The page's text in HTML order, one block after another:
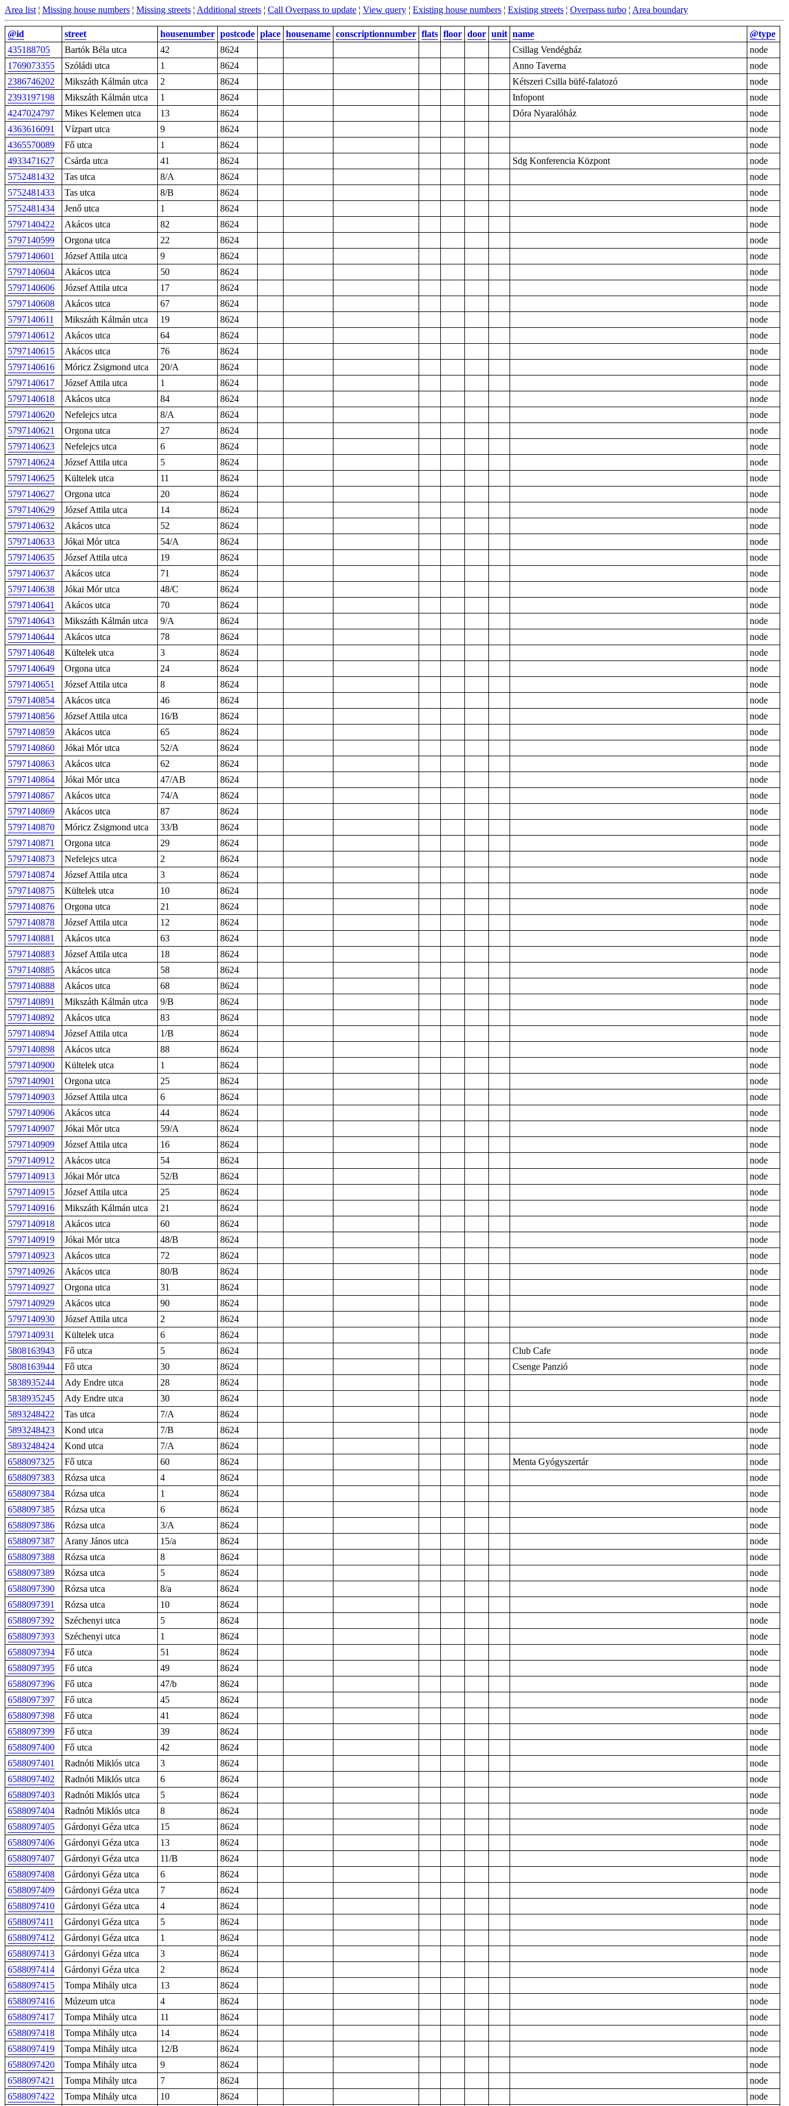
Area list ¦ Missing house numbers ¦ Missing streets ¦ Additional streets ¦ Call Overpass to update ¦ View query ¦ Existing house numbers ¦ Existing streets ¦ Overpass turbo ¦ Area boundary
@id street housenumber postcode place housename conscriptionnumber flats floor door unit name
@type
435188705
Bartók Béla utca 42 8624 Csillag Vendégház
node
1769073355
Szóládi utca 1 8624 Anno Taverna
node
2386746202
Mikszáth Kálmán utca 2 8624 Kétszeri Csilla büfé-falatozó
node
2393197198
Mikszáth Kálmán utca 1 8624 Infopont
node
4247024797
Mikes Kelemen utca 13 8624 Dóra Nyaralóház
node
4363616091
Vízpart utca 9 8624
node
4365570089
Fő utca 1 8624
node
4933471627
Csárda utca 41 8624 Sdg Konferencia Központ
node
5752481432
Tas utca 8/A 8624
node
5752481433
Tas utca 8/B 8624
node
5752481434
Jenő utca 1 8624
node
5797140422
Akácos utca 82 8624
node
5797140599
Orgona utca 22 8624
node
5797140601
József Attila utca 9 8624
node
5797140604
Akácos utca 50 8624
node
5797140606
József Attila utca 17 8624
node
5797140608
Akácos utca 67 8624
node
5797140611
Mikszáth Kálmán utca 19 8624
node
5797140612
Akácos utca 64 8624
node
5797140615
Akácos utca 76 8624
node
5797140616
Móricz Zsigmond utca 20/A 8624
node
5797140617
József Attila utca 1 8624
node
5797140618
Akácos utca 84 8624
node
5797140620
Nefelejcs utca 8/A 8624
node
5797140621
Orgona utca 27 8624
node
5797140623
Nefelejcs utca 6 8624
node
5797140624
József Attila utca 5 8624
node
5797140625
Kültelek utca 11 8624
node
5797140627
Orgona utca 20 8624
node
5797140629
József Attila utca 14 8624
node
5797140632
Akácos utca 52 8624
node
5797140633
Jókai Mór utca 54/A 8624
node
5797140635
József Attila utca 19 8624
node
5797140637
Akácos utca 71 8624
node
5797140638
Jókai Mór utca 48/C 8624
node
5797140641
Akácos utca 70 8624
node
5797140643
Mikszáth Kálmán utca 9/A 8624
node
5797140644
Akácos utca 78 8624
node
5797140648
Kültelek utca 3 8624
node
5797140649
Orgona utca 24 8624
node
5797140651
József Attila utca 8 8624
node
5797140854
Akácos utca 46 8624
node
5797140856
József Attila utca 16/B 8624
node
5797140859
Akácos utca 65 8624
node
5797140860
Jókai Mór utca 52/A 8624
node
5797140863
Akácos utca 62 8624
node
5797140864
Jókai Mór utca 47/AB 8624
node
5797140867
Akácos utca 74/A 8624
node
5797140869
Akácos utca 87 8624
node
5797140870
Móricz Zsigmond utca 33/B 8624
node
5797140871
Orgona utca 29 8624
node
5797140873
Nefelejcs utca 2 8624
node
5797140874
József Attila utca 3 8624
node
5797140875
Kültelek utca 10 8624
node
5797140876
Orgona utca 21 8624
node
5797140878
József Attila utca 12 8624
node
5797140881
Akácos utca 63 8624
node
5797140883
József Attila utca 18 8624
node
5797140885
Akácos utca 58 8624
node
5797140888
Akácos utca 68 8624
node
5797140891
Mikszáth Kálmán utca 9/B 8624
node
5797140892
Akácos utca 83 8624
node
5797140894
József Attila utca 1/B 8624
node
5797140898
Akácos utca 88 8624
node
5797140900
Kültelek utca 1 8624
node
5797140901
Orgona utca 25 8624
node
5797140903
József Attila utca 6 8624
node
5797140906
Akácos utca 44 8624
node
5797140907
Jókai Mór utca 59/A 8624
node
5797140909
József Attila utca 16 8624
node
5797140912
Akácos utca 54 8624
node
5797140913
Jókai Mór utca 52/B 8624
node
5797140915
József Attila utca 25 8624
node
5797140916
Mikszáth Kálmán utca 21 8624
node
5797140918
Akácos utca 60 8624
node
5797140919
Jókai Mór utca 48/B 8624
node
5797140923
Akácos utca 72 8624
node
5797140926
Akácos utca 80/B 8624
node
5797140927
Orgona utca 31 8624
node
5797140929
Akácos utca 90 8624
node
5797140930
József Attila utca 2 8624
node
5797140931
Kültelek utca 6 8624
node
5808163943
Fő utca 5 8624 Club Cafe
node
5808163944
Fő utca 30 8624 Csenge Panzió
node
5838935244
Ady Endre utca 28 8624
node
5838935245
Ady Endre utca 30 8624
node
5893248422
Tas utca 7/A 8624
node
5893248423
Kond utca 7/B 8624
node
5893248424
Kond utca 7/A 8624
node
6588097325
Fő utca 60 8624 Menta Gyógyszertár
node
6588097383
Rózsa utca 4 8624
node
6588097384
Rózsa utca 1 8624
node
6588097385
Rózsa utca 6 8624
node
6588097386
Rózsa utca 3/A 8624
node
6588097387
Arany János utca 15/a 8624
node
6588097388
Rózsa utca 8 8624
node
6588097389
Rózsa utca 5 8624
node
6588097390
Rózsa utca 8/a 8624
node
6588097391
Rózsa utca 10 8624
node
6588097392
Széchenyi utca 5 8624
node
6588097393
Széchenyi utca 1 8624
node
6588097394
Fő utca 51 8624
node
6588097395
Fő utca 49 8624
node
6588097396
Fő utca 47/b 8624
node
6588097397
Fő utca 45 8624
node
6588097398
Fő utca 41 8624
node
6588097399
Fő utca 39 8624
node
6588097400
Fő utca 42 8624
node
6588097401
Radnóti Miklós utca 3 8624
node
6588097402
Radnóti Miklós utca 6 8624
node
6588097403
Radnóti Miklós utca 5 8624
node
6588097404
Radnóti Miklós utca 8 8624
node
6588097405
Gárdonyi Géza utca 15 8624
node
6588097406
Gárdonyi Géza utca 13 8624
node
6588097407
Gárdonyi Géza utca 11/B 8624
node
6588097408
Gárdonyi Géza utca 6 8624
node
6588097409
Gárdonyi Géza utca 7 8624
node
6588097410
Gárdonyi Géza utca 4 8624
node
6588097411
Gárdonyi Géza utca 5 8624
node
6588097412
Gárdonyi Géza utca 1 8624
node
6588097413
Gárdonyi Géza utca 3 8624
node
6588097414
Gárdonyi Géza utca 2 8624
node
6588097415
Tompa Mihály utca 13 8624
node
6588097416
Múzeum utca 4 8624
node
6588097417
Tompa Mihály utca 11 8624
node
6588097418
Tompa Mihály utca 14 8624
node
6588097419
Tompa Mihály utca 12/B 8624
node
6588097420
Tompa Mihály utca 9 8624
node
6588097421
Tompa Mihály utca 7 8624
node
6588097422
Tompa Mihály utca 10 8624 node